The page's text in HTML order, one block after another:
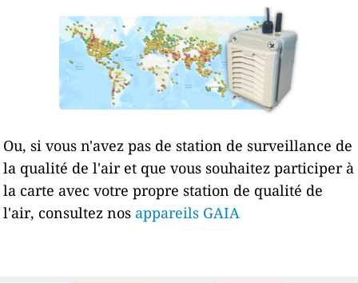
Ou, si vous n'avez pas de station de surveillance de
la qualité de l'air et que vous souhaitez participer à
la carte avec votre propre station de qualité de
l'air, consultez nos appareils GAIA